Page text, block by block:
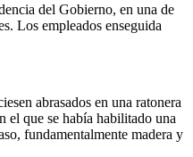
del Gobierno, en una de
Los empleados enseguida
abrasados en una ratonera
el que se había habilitado una
fundamentalmente madera y